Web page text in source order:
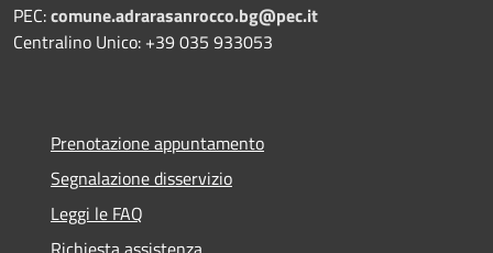
PEC:comune.adrarasanrocco.bg@pec.it
Centralino Unico: +39 035 933053
Prenotazione appuntamento
Segnalazione disservizio
Leggi le FAQ